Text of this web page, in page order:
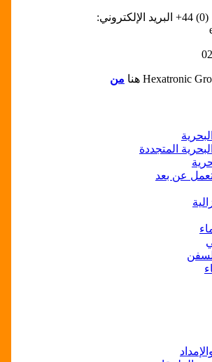
الهاتف: ‏‪+44 (0) 1992 471 444‬‬‬‬‬‬‬‬‬‬‬ البريد الإلكتروني:
من
المتجددة
تعمل عن بعد